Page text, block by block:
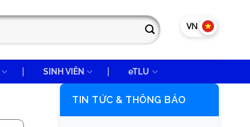
VN EN
SINH VIÊN eTLU
TIN TỨC & THÔNG BÁO